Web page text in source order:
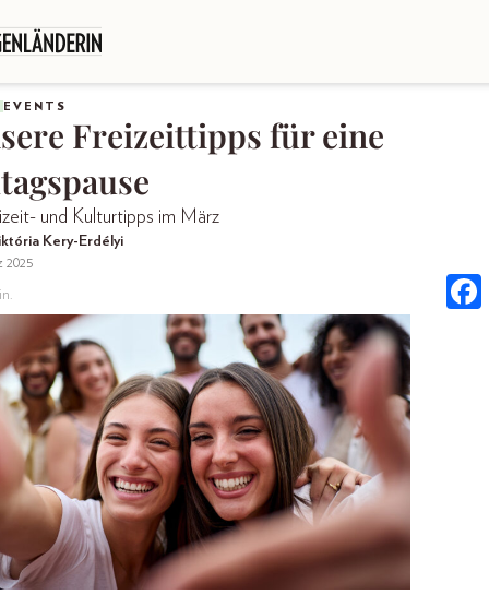
EVENTS
Freizeittipps für eine
und Kulturtipps im März
Kery-Erdélyi
2025